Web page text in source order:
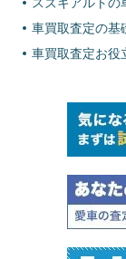
スズキアルトの
車買取査定の基
車買取査定お役